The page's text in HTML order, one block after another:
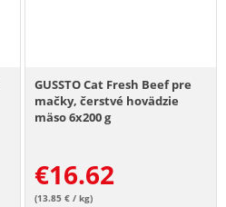
GUSSTO Cat Fresh Beef pre
mačky, čerstvé hovädzie
mäso 6x200 g
€16.62
(13.85 € / kg)